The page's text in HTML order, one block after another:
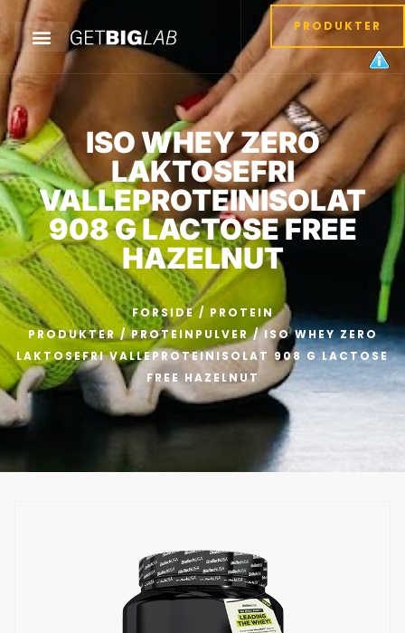
PRODUKTER
ISO WHEY ZERO
LAKTOSEFRI
VALLEPROTEINISOLAT
908 G LACTOSE FREE
HAZELNUT
FORSIDE/ PROTEIN
PRODUKTER/PROTEINPULVER/ ISO WHEY ZERO
LAKTOSEFRI VALLEPROTEINISOLAT 908 G LACTOSE
FREE HAZELNUT